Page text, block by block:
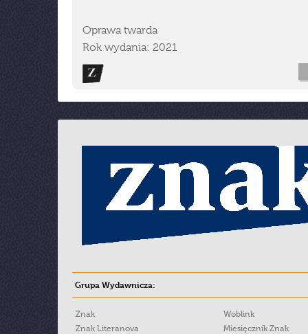
Oprawa twarda
Rok wydania: 2021
Grupa Wydawnicza:
Znak
Znak Literanova
Woblink
Miesięcznik Znak